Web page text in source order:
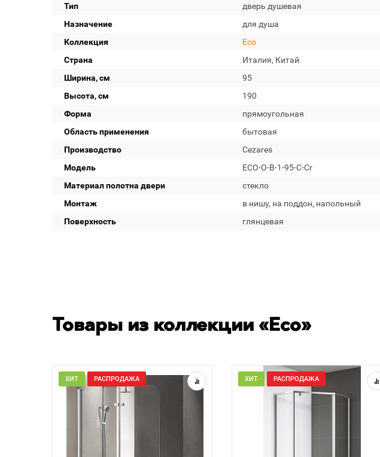
Тип
дверь душевая
Назначение
для душа
Коллекция
Eco
Страна
Италия, Китай
Ширина, см
95
Высота, см
190
Форма
прямоугольная
Область применения
бытовая
Производство
Cezares
Модель
ECO-O-B-1-95-C-Cr
Материал полотна двери
стекло
Монтаж
в нишу, на поддон, напольный
Поверхность
глянцевая
Товары из коллекции «Eco»
ХИТ РАСПРОДАЖА ХИТ РАСПРОДАЖА